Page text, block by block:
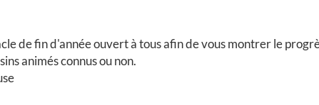
de fin d'année ouvert à tous afin de vous montrer le
animés connus ou non.